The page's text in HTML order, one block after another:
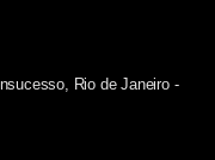
Rio de Janeiro -